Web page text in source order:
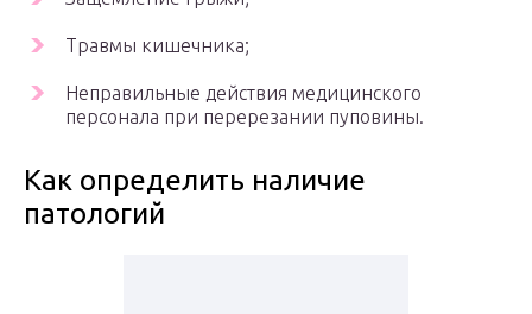
Травмы кишечника;
Неправильные действия медицинского
персонала при перерезании пуповины.
Как определить наличие
патологий